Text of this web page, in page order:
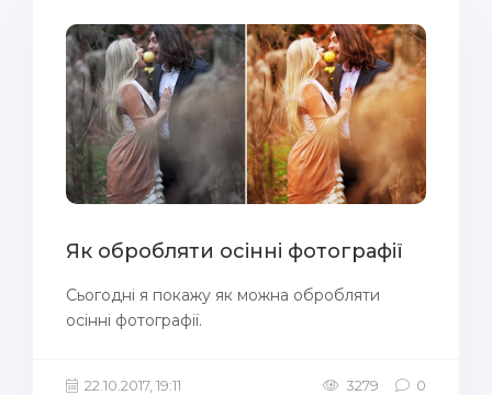
Як обробляти осінні фотографії
Сьогодні я покажу як можна обробляти
осінні фотографії.
22.10.2017, 19:11 3279 0